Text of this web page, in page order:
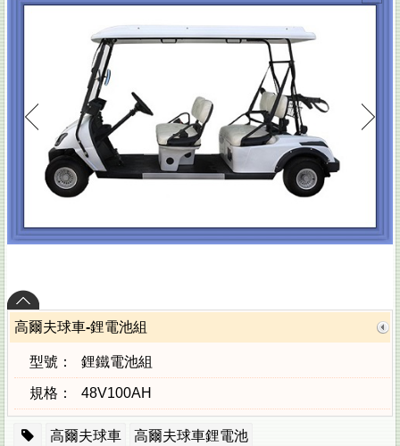
高爾夫球車-鋰電池組
型號： 鋰鐵電池組
規格： 48V100AH
高爾夫球車 高爾夫球車鋰電池